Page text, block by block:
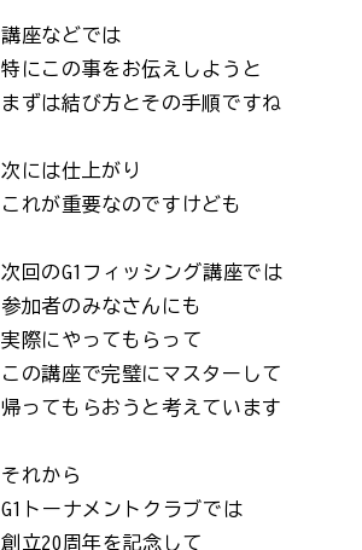
講座などでは
特にこの事をお伝えしようと
まずは結び方とその手順ですね
次には仕上がり
これが重要なのですけども
次回のG1フィッシング講座では
参加者のみなさんにも
実際にやってもらって
この講座で完璧にマスターして
帰ってもらおうと考えています
それから
G1トーナメントクラブでは
創立20周年を記念して